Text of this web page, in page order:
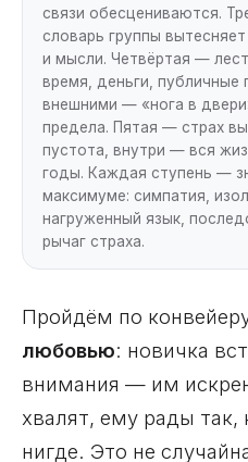
связи обесцениваются.
словарь группы
и мысли. Четвёртая —
время, деньги, публичные
внешними — «нога в
предела. Пятая — страх
пустота, внутри — вся
годы. Каждая ступень —
максимуме: симпатия,
нагруженный язык,
рычаг страха.
Пройдём по
любовью: новичка
внимания — им
хвалят, ему рады так,
нигде. Это не